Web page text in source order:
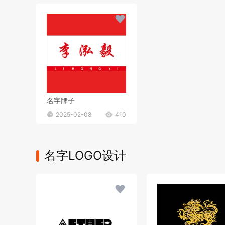
名字牌子
2025-02-08 410
名字LOGO设计